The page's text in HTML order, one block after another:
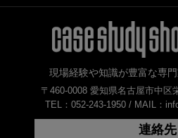
現場経験や知識が豊富な専
〒460-0008 愛知県名古屋市中区
TEL：052-243-1950 / MAIL：
連絡先